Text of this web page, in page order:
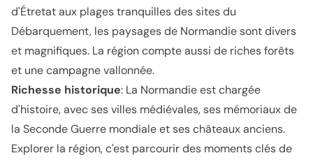
d'Étretat aux plages tranquilles des sites du
Débarquement, les paysages de Normandie sont divers
et magnifiques. La région compte aussi de riches forêts
et une campagne vallonnée.
Richesse historique: La Normandie est chargée
d'histoire, avec ses villes médiévales, ses mémoriaux de
la Seconde Guerre mondiale et ses châteaux anciens.
Explorer la région, c'est parcourir des moments clés de